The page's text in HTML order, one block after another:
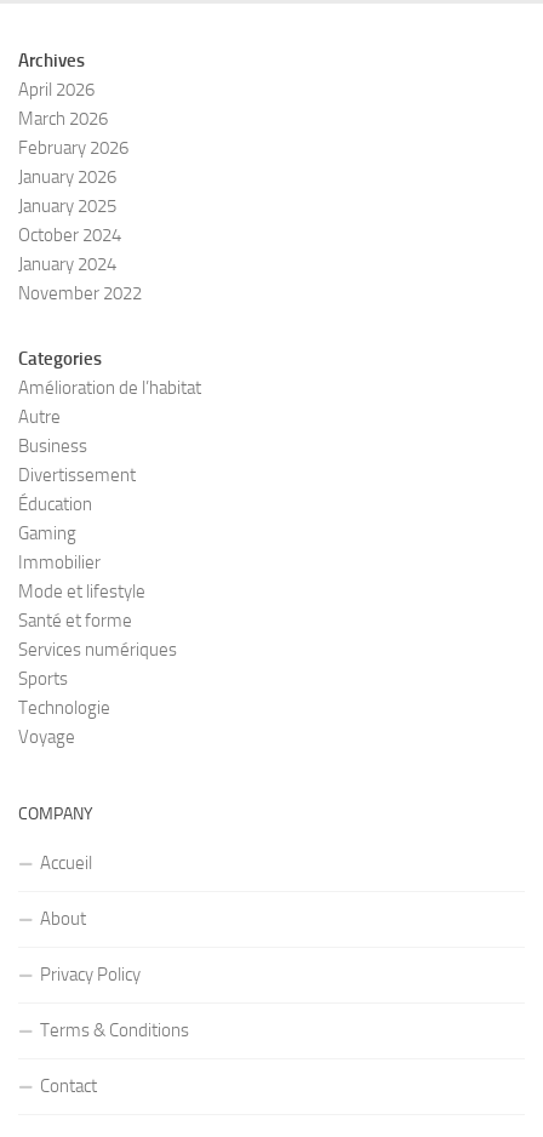
Archives
April 2026
March 2026
February 2026
January 2026
January 2025
October 2024
January 2024
November 2022
Categories
Amélioration de l’habitat
Autre
Business
Divertissement
Éducation
Gaming
Immobilier
Mode et lifestyle
Santé et forme
Services numériques
Sports
Technologie
Voyage
COMPANY
Accueil
About
Privacy Policy
Terms & Conditions
Contact